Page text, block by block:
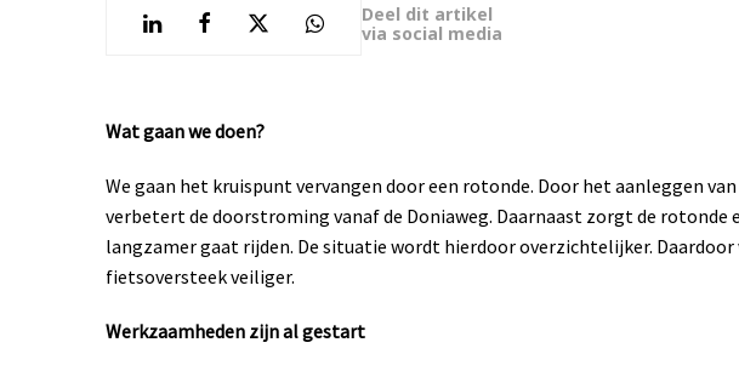
Deel dit artikel
via social media
Wat gaan we doen?
We gaan het kruispunt vervangen door een rotonde. Door het aanleggen
verbetert de doorstroming vanaf de Doniaweg. Daarnaast zorgt de rotonde
langzamer gaat rijden. De situatie wordt hierdoor overzichtelijker. Daardoor
fietsoversteek veiliger.
Werkzaamheden zijn al gestart